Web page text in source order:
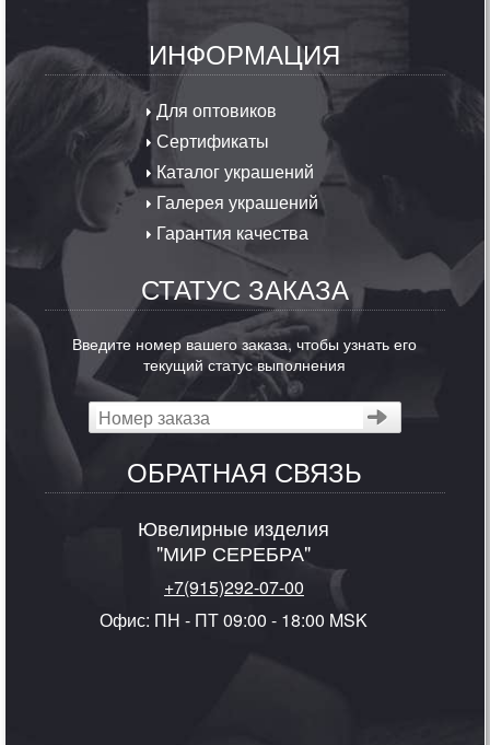
ИНФОРМАЦИЯ
Для оптовиков
Сертификаты
Каталог украшений
Галерея украшений
Гарантия качества
СТАТУС ЗАКАЗА
Введите номер вашего заказа, чтобы узнать его
текущий статус выполнения
ОБРАТНАЯ СВЯЗЬ
Ювелирные изделия
"МИР СЕРЕБРА"
+7(915)292-07-00
Офис: ПН - ПТ 09:00 - 18:00 MSK